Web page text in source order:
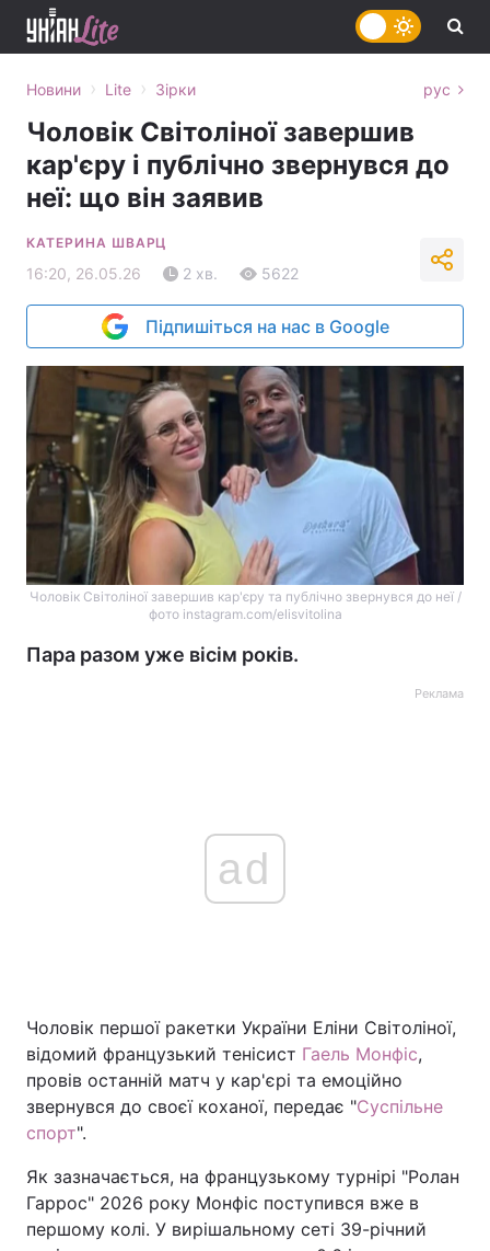
Головна Війна
Україна Політика
Економіка Світ
Спорт Наука
Новини › Lite › Зірки рус
Чоловік Світоліної завершив
кар'єру і публічно звернувся до
неї: що він заявив
КАТЕРИНА ШВАРЦ
16:20, 26.05.26 2 хв. 5622
Підпишіться на нас в Google
Чоловік Світоліної завершив кар'єру та публічно звернувся до неї /
фото instagram.com/elisvitolina
Пара разом уже вісім років.
Реклама
ad
Чоловік першої ракетки України Еліни Світоліної,
відомий французький тенісист Гаель Монфіс,
провів останній матч у кар'єрі та емоційно
звернувся до своєї коханої, передає "Суспільне
спорт".
Як зазначається, на французькому турнірі "Ролан
Гаррос" 2026 року Монфіс поступився вже в
першому колі. У вирішальному сеті 39-річний